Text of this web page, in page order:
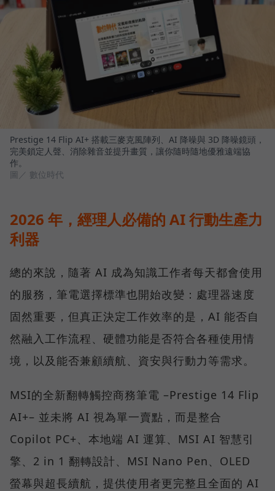
Prestige 14 Flip AI+ 搭載三麥克風陣列、AI 降噪與 3D 降噪鏡頭，
完美鎖定人聲、消除雜音並提升畫質，讓你隨時隨地優雅遠端協
作。
圖／ 數位時代
2026 年，經理人必備的 AI 行動生產力
利器
總的來說，隨著 AI 成為知識工作者每天都會使用
的服務，筆電選擇標準也開始改變：處理器速度
固然重要，但真正決定工作效率的是，AI 能否自
然融入工作流程、硬體功能是否符合各種使用情
境，以及能否兼顧續航、資安與行動力等需求。
MSI的全新翻轉觸控商務筆電 –Prestige 14 Flip
AI+– 並未將 AI 視為單一賣點，而是整合
Copilot PC+、本地端 AI 運算、MSI AI 智慧引
擎、2 in 1 翻轉設計、MSI Nano Pen、OLED
螢幕與超長續航，提供使用者更完整且全面的 AI